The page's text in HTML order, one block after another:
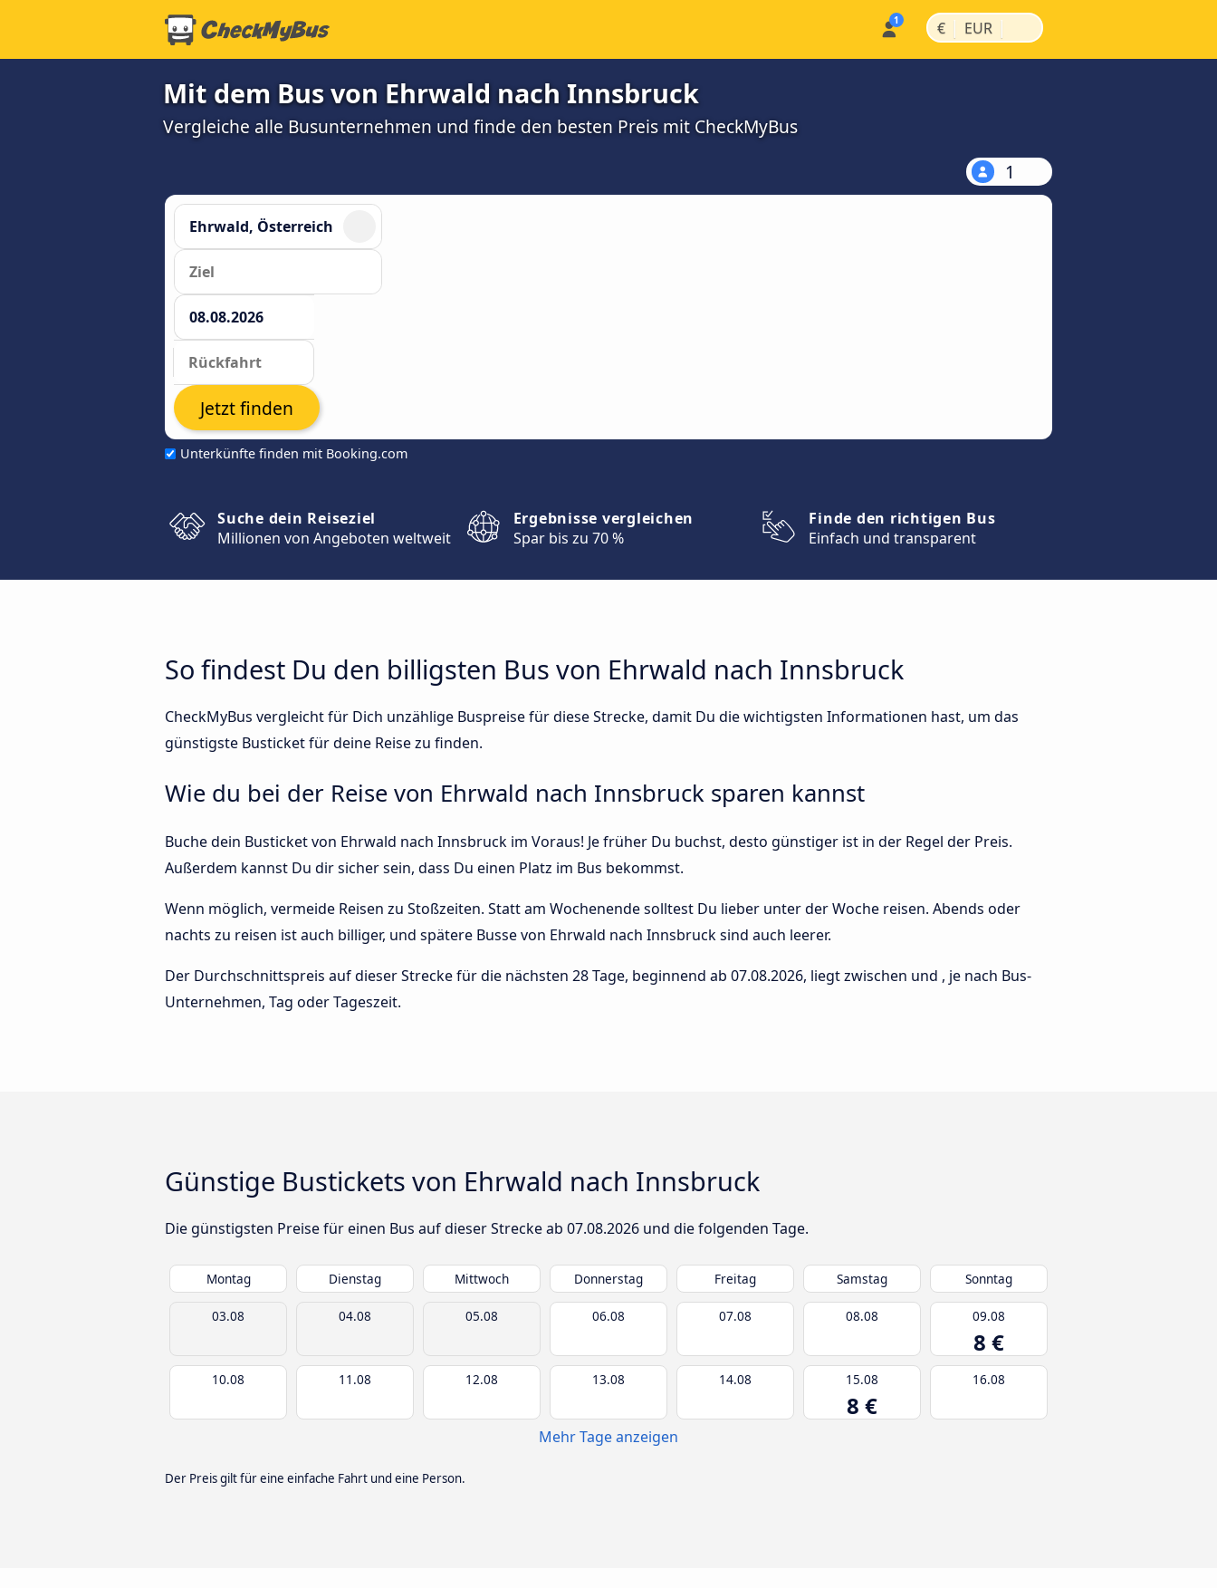
€ | EUR |
Mit dem Bus von Ehrwald nach Innsbruck
Vergleiche alle Busunternehmen und finde den besten Preis mit CheckMyBus
1
Unterkünfte finden mit Booking.com
Jetzt finden
Suche dein Reiseziel
Millionen von Angeboten weltweit
Ergebnisse vergleichen
Spar bis zu 70 %
Finde den richtigen Bus
Einfach und transparent
So findest Du den billigsten Bus von Ehrwald nach Innsbruck
CheckMyBus vergleicht für Dich unzählige Buspreise für diese Strecke, damit Du die wichtigsten Informationen hast, um das
günstigste Busticket für deine Reise zu finden.
Wie du bei der Reise von Ehrwald nach Innsbruck sparen kannst
Buche dein Busticket von Ehrwald nach Innsbruck im Voraus! Je früher Du buchst, desto günstiger ist in der Regel der Preis.
Außerdem kannst Du dir sicher sein, dass Du einen Platz im Bus bekommst.
Wenn möglich, vermeide Reisen zu Stoßzeiten. Statt am Wochenende solltest Du lieber unter der Woche reisen. Abends oder
nachts zu reisen ist auch billiger, und spätere Busse von Ehrwald nach Innsbruck sind auch leerer.
Der Durchschnittspreis auf dieser Strecke für die nächsten 28 Tage, beginnend ab 07.08.2026, liegt zwischen und , je nach Bus-
Unternehmen, Tag oder Tageszeit.
Günstige Bustickets von Ehrwald nach Innsbruck
Die günstigsten Preise für einen Bus auf dieser Strecke ab 07.08.2026 und die folgenden Tage.
Montag Dienstag Mittwoch Donnerstag Freitag Samstag Sonntag
03.08 04.08 05.08 06.08 07.08 08.08 09.08
8 €
10.08 11.08 12.08 13.08 14.08 15.08
8 €
16.08
Mehr Tage anzeigen
Der Preis gilt für eine einfache Fahrt und eine Person.